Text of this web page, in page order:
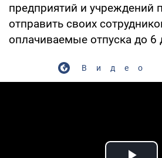
предприятий и учреждений
отправить своих
оплачиваемые отпуска до 6
Видео